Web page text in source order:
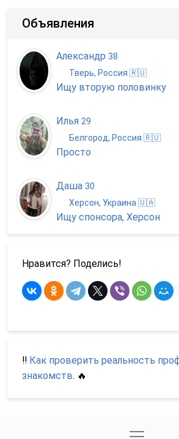
Объявления
Александр 38
Тверь, Россия 🇷🇺
Ищу вторую половинку
Илья 29
Белгород, Россия 🇷🇺
Просто
Даша 30
Херсон, Украина 🇺🇦
Ищу спонсора, Херсон
Нравится? Поделись!
‼️ Как проверить реальность
знакомств. 🔥